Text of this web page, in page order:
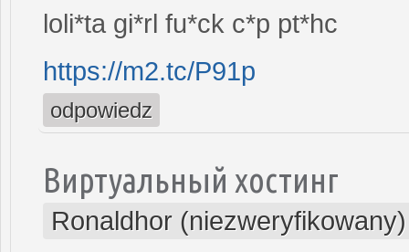
loli*ta gi*rl fu*ck c*p pt*hc
https://m2.tc/P91p
odpowiedz
Виртуальный хостинг
Ronaldhor (niezweryfikowany)